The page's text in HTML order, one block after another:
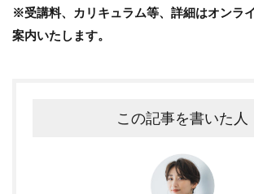
※受講料、カリキュラム等、詳細はオンラ
案内いたします。
この記事を書いた人